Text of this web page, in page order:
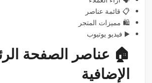
📋 قائمة عناصر
🛍️ مميزات المتجر
▶️ فيديو يوتيوب
🏠 عناصر الصفحة
الإضافية